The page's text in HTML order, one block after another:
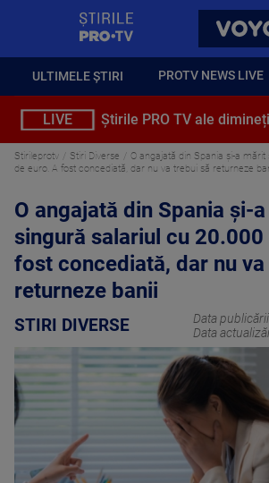
ULTIMELE ȘTIRI PROTV NEWS LIVE
LIVE Știrile PRO TV ale
Stirileprotv Stiri Diverse
O angajată din Spania și-a
de euro. A fost concediată, dar nu va trebui să returneze
O angajată din Spania și-
singură salariul cu 20.000
fost concediată, dar nu
returneze banii
STIRI DIVERSE Data publicării:
Data